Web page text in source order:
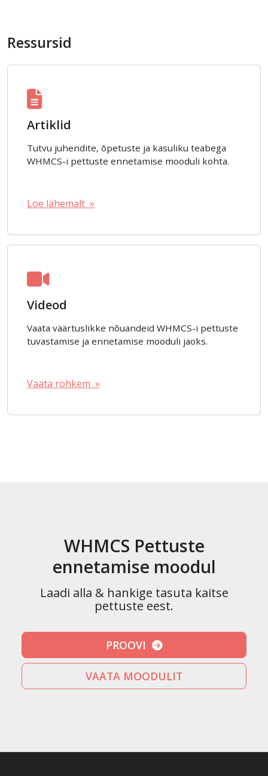
Ressursid
Artiklid
Tutvu juhendite, õpetuste ja kasuliku teabega
WHMCS-i pettuste ennetamise mooduli kohta.
Loe lähemalt »
Videod
Vaata väärtuslikke nõuandeid WHMCS-i pettuste
tuvastamise ja ennetamise mooduli jaoks.
Vaata rohkem »
WHMCS Pettuste
ennetamise moodul
Laadi alla & hankige tasuta kaitse
pettuste eest.
PROOVI
VAATA MOODULIT